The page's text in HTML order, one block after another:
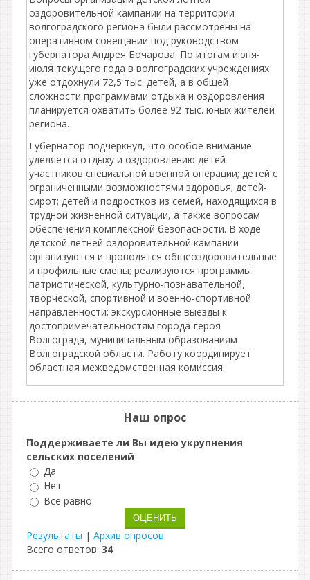
оздоровительной кампании на территории
волгоградского региона были рассмотрены на
оперативном совещании под руководством
губернатора Андрея Бочарова. По итогам июня-
июля текущего года в волгоградских учреждениях
уже отдохнули 72,5 тыс. детей, а в общей
сложности программами отдыха и оздоровления
планируется охватить более 92 тыс. юных жителей
региона.
Губернатор подчеркнул, что особое внимание
уделяется отдыху и оздоровлению детей
участников специальной военной операции; детей с
ограниченными возможностями здоровья; детей-
сирот; детей и подростков из семей, находящихся в
трудной жизненной ситуации, а также вопросам
обеспечения комплексной безопасности. В ходе
детской летней оздоровительной кампании
организуются и проводятся общеоздоровительные
и профильные смены; реализуются программы
патриотической, культурно-познавательной,
творческой, спортивной и военно-спортивной
направленности; экскурсионные выезды к
достопримечательностям города-героя
Волгограда, муниципальным образованиям
Волгоградской области. Работу координирует
областная межведомственная комиссия.
Наш опрос
Поддерживаете ли Вы идею укрупнения
сельских поселений
Да
Нет
Все равно
Результаты | Архив опросов
Всего ответов: 34